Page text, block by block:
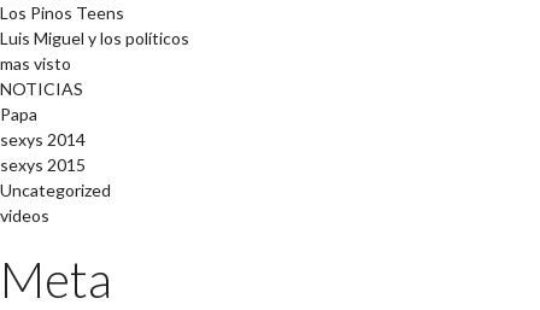
Los Pinos Teens
Luis Miguel y los políticos
mas visto
NOTICIAS
Papa
sexys 2014
sexys 2015
Uncategorized
videos
Meta